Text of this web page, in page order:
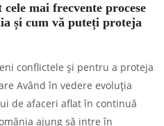
mai frecvente procese
și cum vă puteți proteja
conflictele și pentru a proteja
Având în vedere evoluția
de afaceri aflat în continuă
ajung să intre în